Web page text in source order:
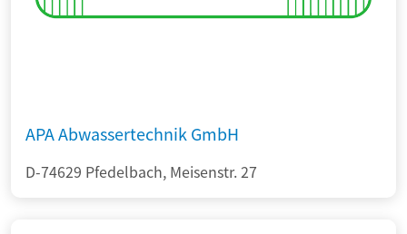
APA Abwassertechnik GmbH
D-74629 Pfedelbach, Meisenstr. 27